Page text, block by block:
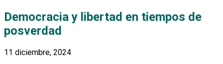
Democracia y libertad en tiempos de
posverdad
11 diciembre, 2024